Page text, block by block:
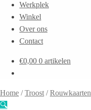
Werkplek
Winkel
Over ons
Contact
€0,00 0 artikelen
Home /Troost /Rouwkaarten
🔍